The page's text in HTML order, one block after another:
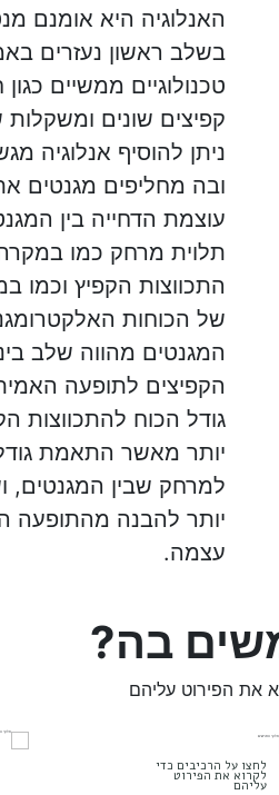
האנלוגיה היא אומנם
בשלב ראשון נעזרים
טכנולוגיים ממשיים
קפיצים שונים ומשקלות
ניתן להוסיף אנלוגיה
ובה מחליפים מגנטים
עוצמת הדחייה בין
תלוית מרחק כמו
התכווצות הקפיץ וכמו
של הכוחות
המגנטים מהווה שלב
הקפיצים לתופעה
גודל הכוח להתכווצות
יותר מאשר התאמת
למרחק שבין המגנטים,
יותר להבנה מהתופעה
עצמה.
בה?
את הפירוט עליהם
לחצו על הרכיבים כדי
לקרוא את הפירוט
עליהם